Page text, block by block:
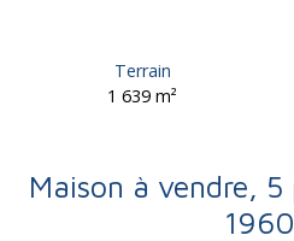
Terrain
1 639m²
Maison à vendre,